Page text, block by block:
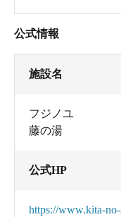
公式情報
施設名
フジノユ
藤の湯
公式HP
https://www.kita-